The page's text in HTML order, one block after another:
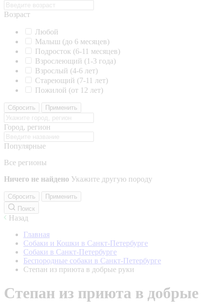
Возраст
Любой
Малыш (до 6 месяцев)
Подросток (6-11 месяцев)
Взрослеющий (1-3 года)
Взрослый (4-6 лет)
Стареющий (7-11 лет)
Пожилой (от 12 лет)
Сбросить Применить
Город, регион
Популярные
Все регионы
Ничего не найдено Укажите другую породу
Сбросить
Применить
Поиск
Назад
Главная
Собаки и Кошки в Санкт-Петербурге
Собаки в Санкт-Петербурге
Беспородные собаки в Санкт-Петербурге
Степан из приюта в добрые руки
Степан из приюта в добрые